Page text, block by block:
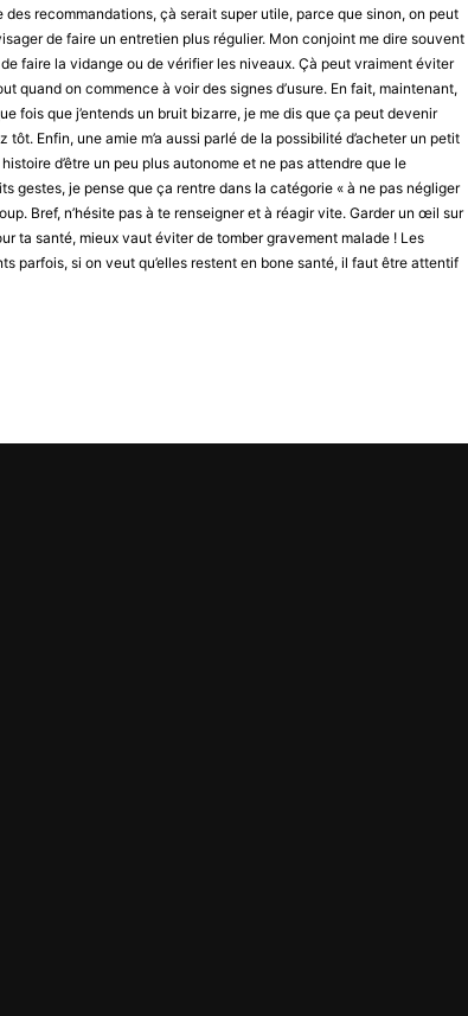
recommandations, çà serait super utile, parce que sinon, on peut
de faire un entretien plus régulier. Mon conjoint me dire souvent
faire la vidange ou de vérifier les niveaux. Çà peut vraiment éviter
quand on commence à voir des signes d’usure. En fait, maintenant,
fois que j’entends un bruit bizarre, je me dis que ça peut devenir
Enfin, une amie m’a aussi parlé de la possibilité d’acheter un petit
d’être un peu plus autonome et ne pas attendre que le
gestes, je pense que ça rentre dans la catégorie « à ne pas négliger
Bref, n’hésite pas à te renseigner et à réagir vite. Garder un œil sur
ta santé, mieux vaut éviter de tomber gravement malade ! Les
parfois, si on veut qu’elles restent en bone santé, il faut être attentif